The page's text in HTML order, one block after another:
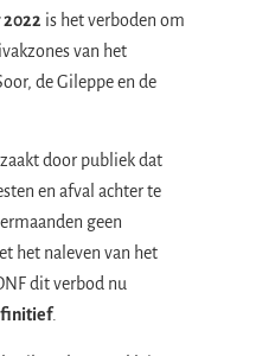
2022 is het verboden om
van het
de Gileppe en de
door publiek dat
en afval achter te
geen
het naleven van het
dit verbod nu
.